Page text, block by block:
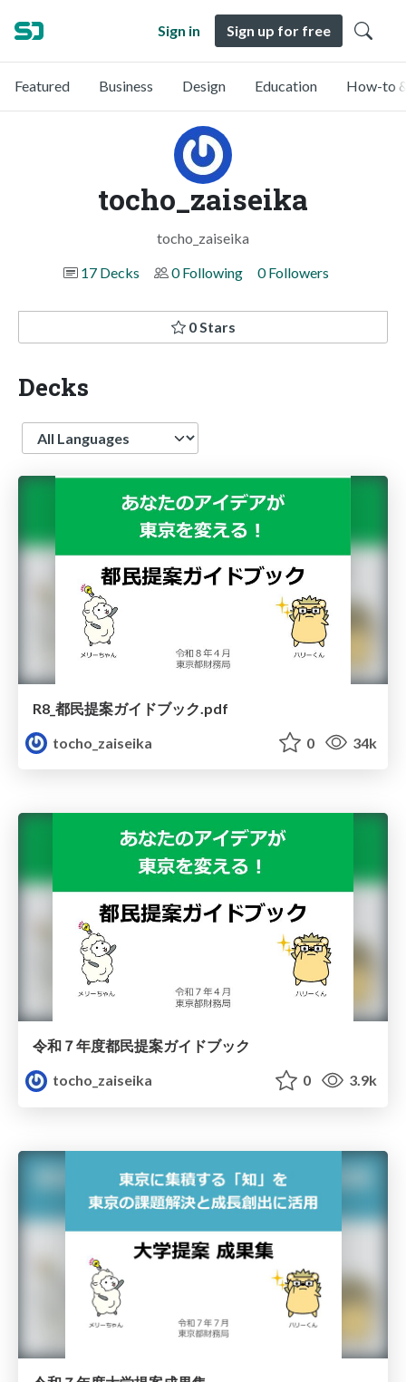
Sign in Sign up for free
Featured Business Design Education How-to
tocho_zaiseika
tocho_zaiseika
17 Decks
0 Following 0 Followers
0 Stars
Decks
Language
R8_都民提案ガイドブック.pdf
tocho_zaiseika
0 34k
令和７年度都民提案ガイドブック
tocho_zaiseika
0 3.9k